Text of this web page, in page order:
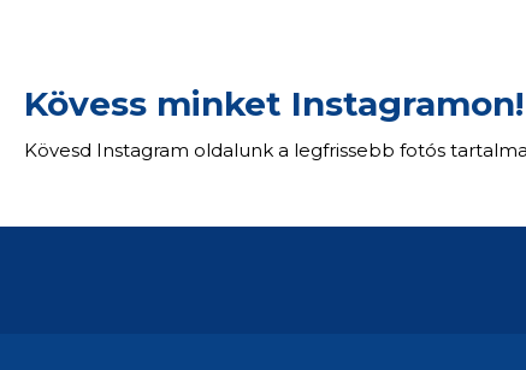
Kövess minket Instagramon!
Kövesd Instagram oldalunk a legfrissebb fotós